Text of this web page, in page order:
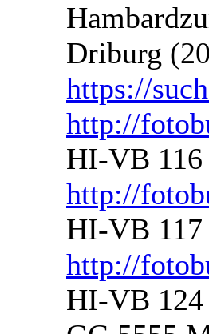
Driburg
https://
http://
HI-VB 116
http://
HI-VB 117
http://
HI-VB 124